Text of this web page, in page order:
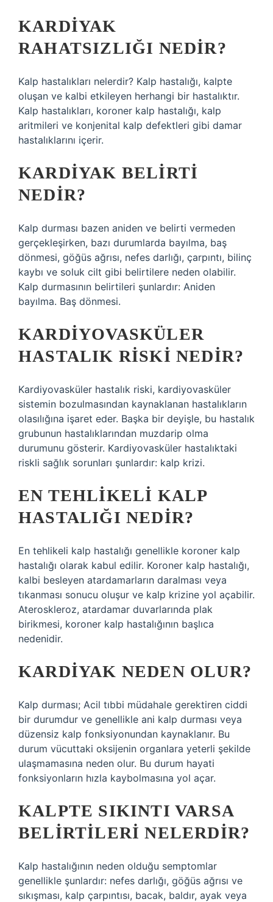
KARDIYAK
RAHATSIZLIĞI NEDIR?
Kalp hastalıkları nelerdir? Kalp hastalığı, kalpte
oluşan ve kalbi etkileyen herhangi bir hastalıktır.
Kalp hastalıkları, koroner kalp hastalığı, kalp
aritmileri ve konjenital kalp defektleri gibi damar
hastalıklarını içerir.
KARDIYAK BELIRTI
NEDIR?
Kalp durması bazen aniden ve belirti vermeden
gerçekleşirken, bazı durumlarda bayılma, baş
dönmesi, göğüs ağrısı, nefes darlığı, çarpıntı, bilinç
kaybı ve soluk cilt gibi belirtilere neden olabilir.
Kalp durmasının belirtileri şunlardır: Aniden
bayılma. Baş dönmesi.
KARDIYOVASKÜLER
HASTALIK RISKI NEDIR?
Kardiyovasküler hastalık riski, kardiyovasküler
sistemin bozulmasından kaynaklanan hastalıkların
olasılığına işaret eder. Başka bir deyişle, bu hastalık
grubunun hastalıklarından muzdarip olma
durumunu gösterir. Kardiyovasküler hastalıktaki
riskli sağlık sorunları şunlardır: kalp krizi.
EN TEHLIKELI KALP
HASTALIĞI NEDIR?
En tehlikeli kalp hastalığı genellikle koroner kalp
hastalığı olarak kabul edilir. Koroner kalp hastalığı,
kalbi besleyen atardamarların daralması veya
tıkanması sonucu oluşur ve kalp krizine yol açabilir.
Ateroskleroz, atardamar duvarlarında plak
birikmesi, koroner kalp hastalığının başlıca
nedenidir.
KARDIYAK NEDEN OLUR?
Kalp durması; Acil tıbbi müdahale gerektiren ciddi
bir durumdur ve genellikle ani kalp durması veya
düzensiz kalp fonksiyonundan kaynaklanır. Bu
durum vücuttaki oksijenin organlara yeterli şekilde
ulaşmamasına neden olur. Bu durum hayati
fonksiyonların hızla kaybolmasına yol açar.
KALPTE SIKINTI VARSA
BELIRTILERI NELERDIR?
Kalp hastalığının neden olduğu semptomlar
genellikle şunlardır: nefes darlığı, göğüs ağrısı ve
sıkışması, kalp çarpıntısı, bacak, baldır, ayak veya